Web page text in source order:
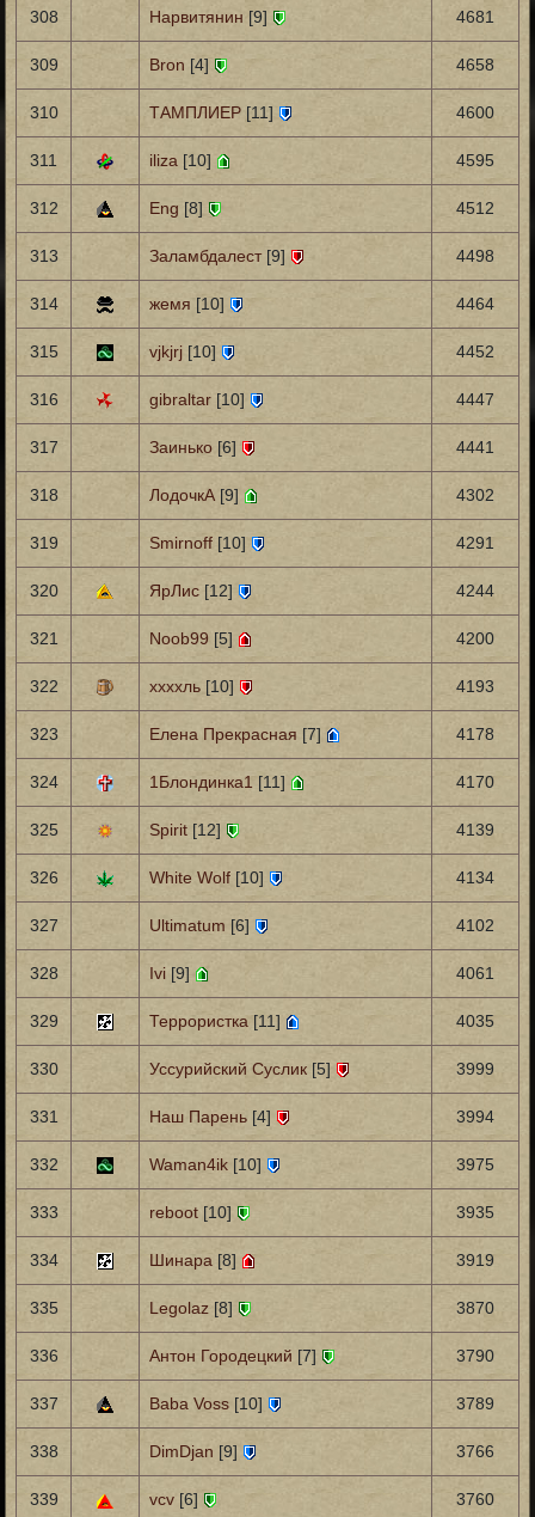
308 Нарвитянин [9] 4681
309 Bron [4] 4658
310 ТАМПЛИЕР [11] 4600
311 iliza [10] 4595
312 Eng [8] 4512
313 Заламбдалест [9] 4498
314 жемя [10] 4464
315 vjkjrj [10] 4452
316 gibraltar [10] 4447
317 Заинько [6] 4441
318 ЛодочкА [9] 4302
319 Smirnoff [10] 4291
320 ЯрЛис [12] 4244
321 Noob99 [5] 4200
322 ххххль [10] 4193
323 Елена Прекрасная [7] 4178
324 1Блондинка1 [11] 4170
325 Spirit [12] 4139
326 White Wolf [10] 4134
327 Ultimatum [6] 4102
328 Ivi [9] 4061
329 Террористка [11] 4035
330 Уссурийский Суслик [5] 3999
331 Наш Парень [4] 3994
332 Waman4ik [10] 3975
333 reboot [10] 3935
334 Шинара [8] 3919
335 Legolaz [8] 3870
336 Антон Городецкий [7] 3790
337 Baba Voss [10] 3789
338 DimDjan [9] 3766
339 vcv [6] 3760